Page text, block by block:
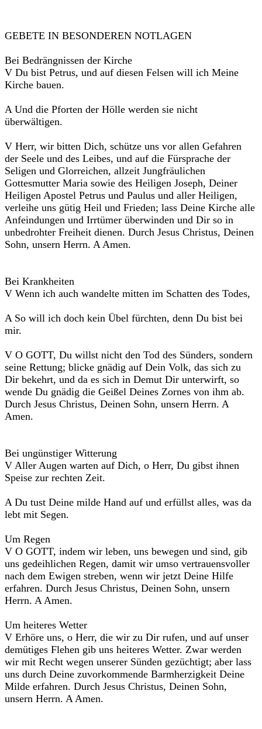
GEBETE IN BESONDEREN NOTLAGEN
Bei Bedrängnissen der Kirche
V Du bist Petrus, und auf diesen Felsen will ich Meine
Kirche bauen.
A Und die Pforten der Hölle werden sie nicht
überwältigen.
V Herr, wir bitten Dich, schütze uns vor allen Gefahren
der Seele und des Leibes, und auf die Fürsprache der
Seligen und Glorreichen, allzeit Jungfräulichen
Gottesmutter Maria sowie des Heiligen Joseph, Deiner
Heiligen Apostel Petrus und Paulus und aller Heiligen,
verleihe uns gütig Heil und Frieden; lass Deine Kirche alle
Anfeindungen und Irrtümer überwinden und Dir so in
unbedrohter Freiheit dienen. Durch Jesus Christus, Deinen
Sohn, unsern Herrn. A Amen.
Bei Krankheiten
V Wenn ich auch wandelte mitten im Schatten des Todes,
A So will ich doch kein Übel fürchten, denn Du bist bei
mir.
V O GOTT, Du willst nicht den Tod des Sünders, sondern
seine Rettung; blicke gnädig auf Dein Volk, das sich zu
Dir bekehrt, und da es sich in Demut Dir unterwirft, so
wende Du gnädig die Geißel Deines Zornes von ihm ab.
Durch Jesus Christus, Deinen Sohn, unsern Herrn. A
Amen.
Bei ungünstiger Witterung
V Aller Augen warten auf Dich, o Herr, Du gibst ihnen
Speise zur rechten Zeit.
A Du tust Deine milde Hand auf und erfüllst alles, was da
lebt mit Segen.
Um Regen
V O GOTT, indem wir leben, uns bewegen und sind, gib
uns gedeihlichen Regen, damit wir umso vertrauensvoller
nach dem Ewigen streben, wenn wir jetzt Deine Hilfe
erfahren. Durch Jesus Christus, Deinen Sohn, unsern
Herrn. A Amen.
Um heiteres Wetter
V Erhöre uns, o Herr, die wir zu Dir rufen, und auf unser
demütiges Flehen gib uns heiteres Wetter. Zwar werden
wir mit Recht wegen unserer Sünden gezüchtigt; aber lass
uns durch Deine zuvorkommende Barmherzigkeit Deine
Milde erfahren. Durch Jesus Christus, Deinen Sohn,
unsern Herrn. A Amen.